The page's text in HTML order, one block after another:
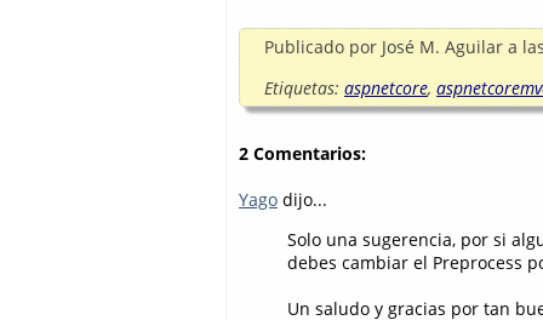
Publicado por José M. Aguilar a
Etiquetas: aspnetcore,
2 Comentarios:
Yago dijo...
Solo una sugerencia, por si
debes cambiar el Preprocess
Un saludo y gracias por tan